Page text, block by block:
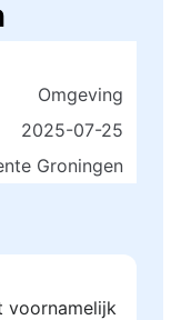
Omgeving
2025-07-25
Groningen
voornamelijk